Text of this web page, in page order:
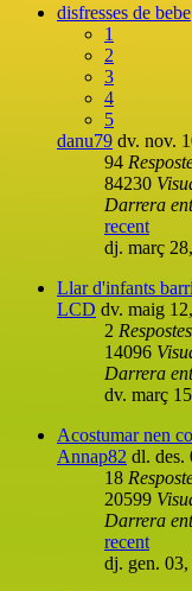
disfresses de bebe
1
2
3
4
5
danu79 dv. nov.
94
84230
Darrera
recent
dj. març
Llar d'infants
LCD dv. maig
2 Respostes
14096
Darrera
dv. març
Acostumar nen
Annap82 dl. des.
18
20599
Darrera
recent
dj. gen.